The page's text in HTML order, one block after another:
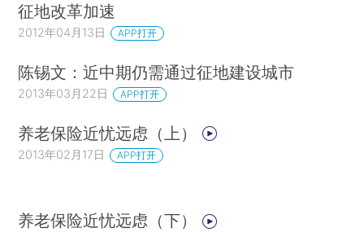
征地改革加速
2012年04月13日 APP打开
陈锡文：近中期仍需通过征地建设城市
2013年03月22日 APP打开
养老保险近忧远虑（上）
2013年02月17日 APP打开
养老保险近忧远虑（下）